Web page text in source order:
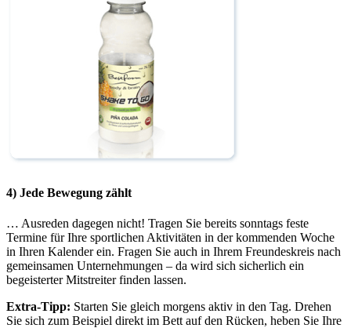
4) Jede Bewegung zählt
… Ausreden dagegen nicht! Tragen Sie bereits sonntags feste
Termine für Ihre sportlichen Aktivitäten in der kommenden Woche
in Ihren Kalender ein. Fragen Sie auch in Ihrem Freundeskreis nach
gemeinsamen Unternehmungen – da wird sich sicherlich ein
begeisterter Mitstreiter finden lassen.
Extra-Tipp: Starten Sie gleich morgens aktiv in den Tag. Drehen
Sie sich zum Beispiel direkt im Bett auf den Rücken, heben Sie Ihre